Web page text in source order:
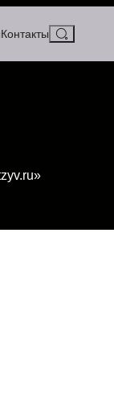
Контакты